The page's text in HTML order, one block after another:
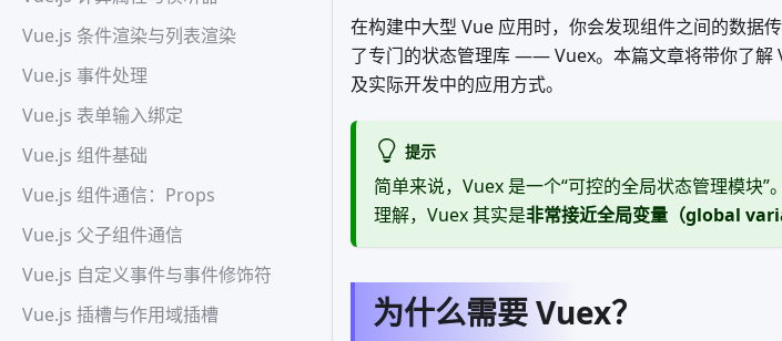
Vue.js 条件渲染与列表渲染
Vue.js 事件处理
Vue.js 表单输入绑定
Vue.js 组件基础
Vue.js 组件通信：Props
Vue.js 父子组件通信
Vue.js 自定义事件与事件修饰符
Vue.js 插槽与作用域插槽
在构建中大型 Vue 应用时，你会发现组件之间的数据
了专门的状态管理库 —— Vuex。本篇文章将带你了解
及实际开发中的应用方式。
提示
简单来说，Vuex 是一个“可控的全局状态管理模块
理解，Vuex 其实是非常接近全局变量（global
为什么需要 Vuex？